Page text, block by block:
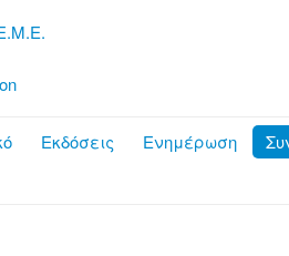
Εκδόσεις Ενημέρωση